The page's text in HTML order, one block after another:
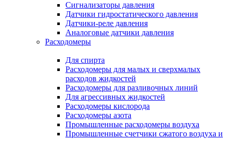
Сигнализаторы давления
Датчики гидростатического давления
Датчики-реле давления
Аналоговые датчики давления
Расходомеры
Для спирта
Расходомеры для малых и сверхмалых
расходов жидкостей
Расходомеры для разливочных линий
Для агрессивных жидкостей
Расходомеры кислорода
Расходомеры азота
Промышленные расходомеры воздуха
Промышленные счетчики сжатого воздуха и